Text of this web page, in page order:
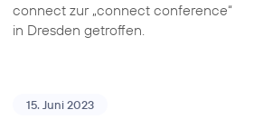
connect zur „connect conference“
in Dresden getroffen.
15. Juni 2023